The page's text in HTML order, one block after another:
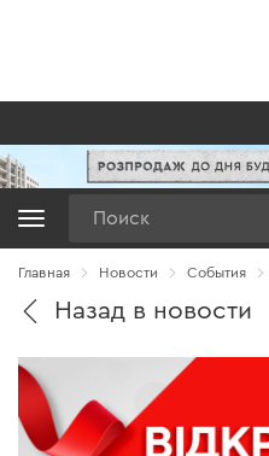
Главная Новости Cобытия
Назад в новости